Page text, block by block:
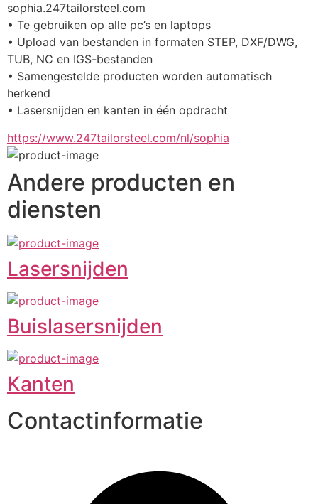
sophia.247tailorsteel.com
• Te gebruiken op alle pc’s en laptops
• Upload van bestanden in formaten STEP, DXF/DWG,
TUB, NC en IGS-bestanden
• Samengestelde producten worden automatisch
herkend
• Lasersnijden en kanten in één opdracht
https://www.247tailorsteel.com/nl/sophia
Andere producten en
diensten
Lasersnijden
Buislasersnijden
Kanten
Contactinformatie